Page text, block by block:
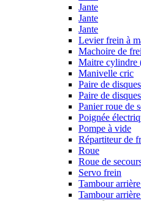
Jante
Jante
Jante
Levier frein à
Machoire de
Maitre cylindre
Manivelle cric
Paire de
Paire de
Panier roue de
Poignée
Pompe à vide
Répartiteur de
Roue
Roue de
Servo frein
Tambour
Tambour